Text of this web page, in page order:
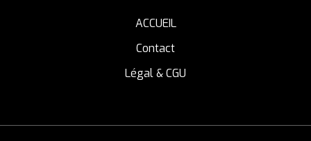
ACCUEIL
Contact
Légal & CGU